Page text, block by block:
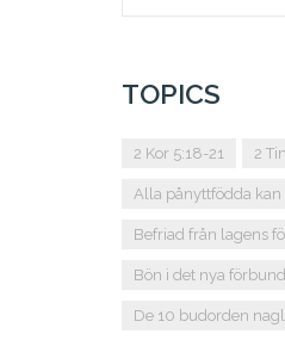
TOPICS
2 Kor 5:18-21 2
Alla pånyttfödda kan
Befriad från lagens
Bön i det nya
De 10 budorden